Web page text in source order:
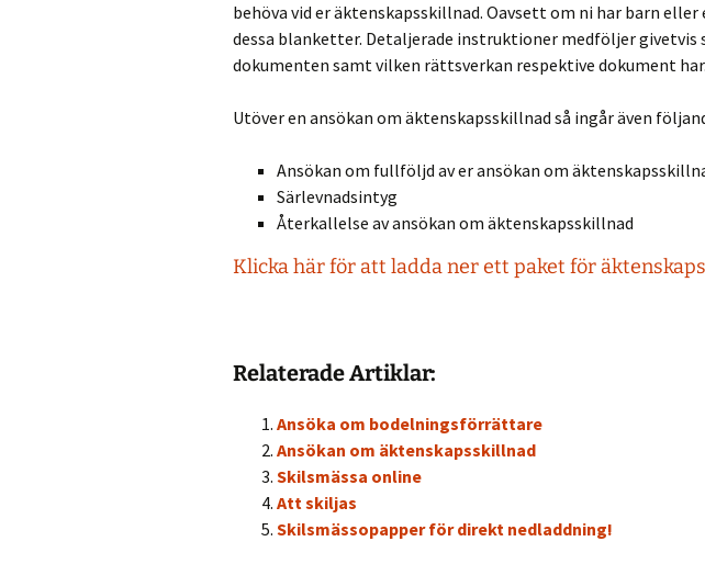
behöva vid er äktenskapsskillnad. Oavsett om ni har barn eller
dessa blanketter. Detaljerade instruktioner medföljer givetvis
dokumenten samt vilken rättsverkan respektive dokument har.
Utöver en ansökan om äktenskapsskillnad så ingår även
Ansökan om fullföljd av er ansökan om
Särlevnadsintyg
Återkallelse av ansökan om äktenskapsskillnad
Klicka här för att ladda ner ett paket för
Relaterade Artiklar:
Ansöka om bodelningsförrättare
Ansökan om äktenskapsskillnad
Skilsmässa online
Att skiljas
Skilsmässopapper för direkt nedladdning!